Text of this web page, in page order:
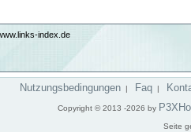
index.de
Nutzungsbedingungen | Faq |
Copyright © 2013 -2026 by
Seite